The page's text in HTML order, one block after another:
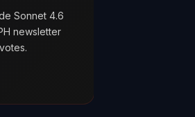
What are your AI agents
scenes? Most builders don't